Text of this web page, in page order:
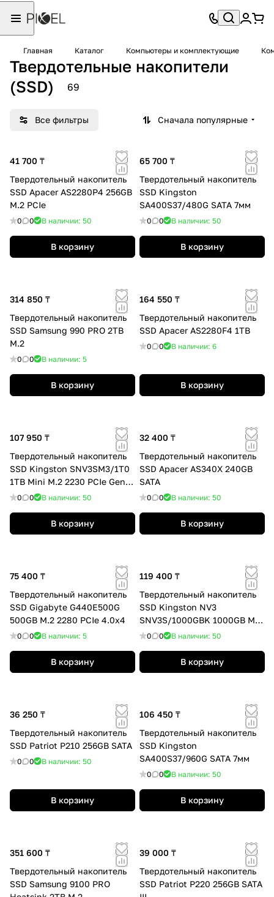
Главная Каталог Компьютеры и комплектующие
Твердотельные накопители
(SSD)
69
Все фильтры Сначала популярные
41 700 ₸
Твердотельный накопитель
SSD Apacer AS2280P4 256GB
M.2 PCIe
0 0 В наличии: 50
В корзину
65 700 ₸
Твердотельный накопитель
SSD Kingston
SA400S37/480G SATA 7мм
0 0 В наличии: 50
В корзину
314 850 ₸
Твердотельный накопитель
SSD Samsung 990 PRO 2TB
M.2
0 0 В наличии: 5
В корзину
164 550 ₸
Твердотельный накопитель
SSD Apacer AS2280F4 1TB
0 0 В наличии: 6
В корзину
107 950 ₸
Твердотельный накопитель
SSD Kingston SNV3SM3/1T0
1TB Mini M.2 2230 PCIe Gen4
x40 0 В наличии: 50
В корзину
32 400 ₸
Твердотельный накопитель
SSD Apacer AS340X 240GB
SATA
0 0 В наличии: 50
В корзину
75 400 ₸
Твердотельный накопитель
SSD Gigabyte G440E500G
500GB M.2 2280 PCIe 4.0x4
0 0 В наличии: 5
В корзину
119 400 ₸
Твердотельный накопитель
SSD Kingston NV3
SNV3S/1000GBK 1000GB M.2
NVMe PCIe 4.0x4
0 0 В наличии: 50
В корзину
36 250 ₸
Твердотельный накопитель
SSD Patriot P210 256GB SATA
0 0 В наличии: 50
В корзину
106 450 ₸
Твердотельный накопитель
SSD Kingston
SA400S37/960G SATA 7мм
0 0 В наличии: 50
В корзину
351 600 ₸
Твердотельный накопитель
SSD Samsung 9100 PRO
39 000 ₸
Твердотельный накопитель
SSD Patriot P220 256GB SATA